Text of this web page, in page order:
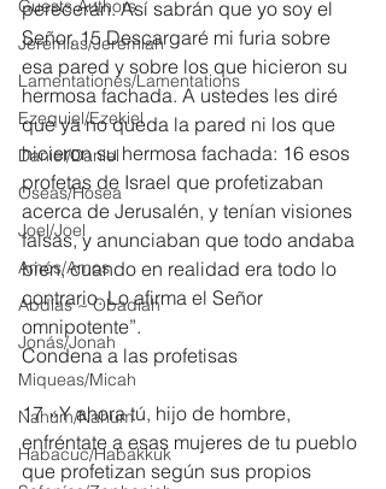
Guests Authors
Jeremias/Jeremiah
Lamentationes/Lamentations
Ezequiel/Ezekiel
Daniel/Daniel
Oseas/Hosea
Joel/Joel
Amós/Amos
Abdías ~ Obadiah
Jonás/Jonah
Miqueas/Micah
Nahúm/Nahum
Habacuc/Habakkuk
perecerán. Así sabrán que yo soy el
Señor. 15 Descargaré mi furia sobre
esa pared y sobre los que hicieron su
hermosa fachada. A ustedes les diré
que ya no queda la pared ni los que
hicieron su hermosa fachada: 16 esos
profetas de Israel que profetizaban
acerca de Jerusalén, y tenían visiones
falsas, y anunciaban que todo andaba
bien, cuando en realidad era todo lo
contrario. Lo afirma el Señor
omnipotente”.
Condena a las profetisas
17 »Y ahora tú, hijo de hombre,
enfréntate a esas mujeres de tu pueblo
que profetizan según sus propios